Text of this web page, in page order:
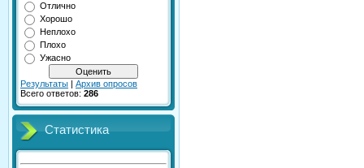
Отлично
Хорошо
Неплохо
Плохо
Ужасно
Результаты | Архив опросов
Всего ответов: 286
Статистика